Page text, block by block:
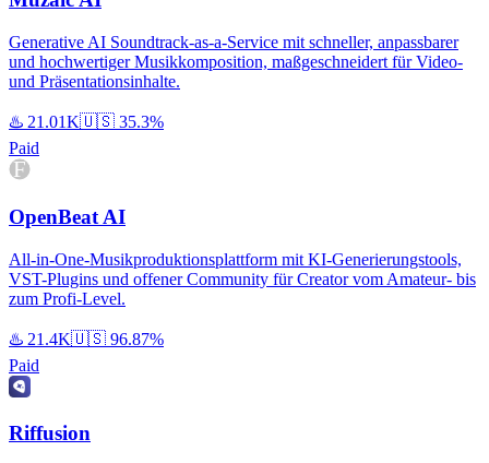
Generative AI Soundtrack-as-a-Service mit schneller, anpassbarer
und hochwertiger Musikkomposition, maßgeschneidert für Video-
und Präsentationsinhalte.
♨️ 21.01K🇺🇸 35.3%
Paid
OpenBeat AI
All-in-One-Musikproduktionsplattform mit KI-Generierungstools,
VST-Plugins und offener Community für Creator vom Amateur- bis
zum Profi-Level.
♨️ 21.4K🇺🇸 96.87%
Paid
Riffusion